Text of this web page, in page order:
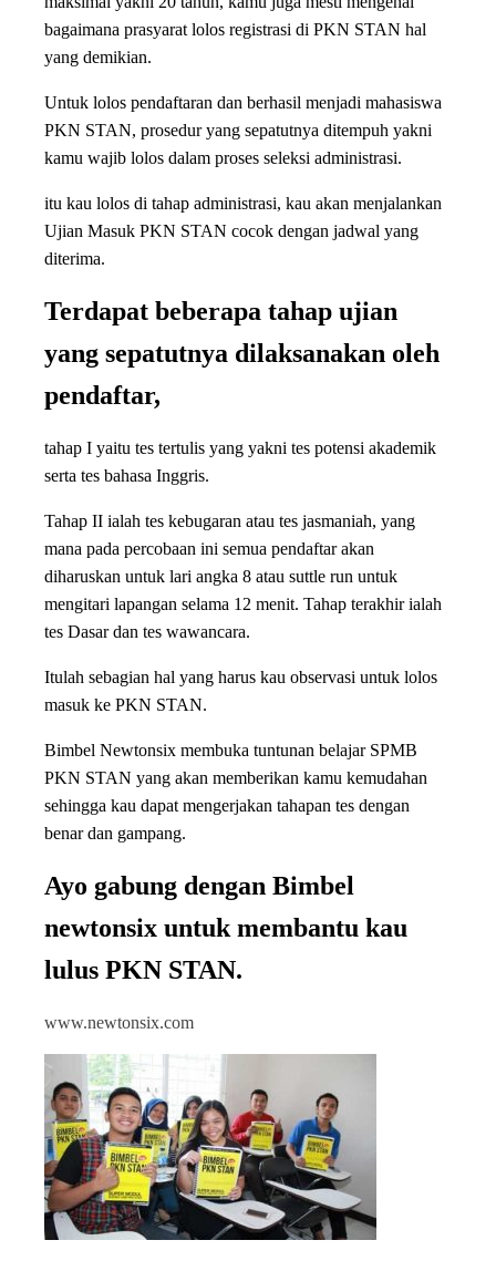
bagaimana prasyarat lolos registrasi di PKN STAN hal
yang demikian.
Untuk lolos pendaftaran dan berhasil menjadi mahasiswa
PKN STAN, prosedur yang sepatutnya ditempuh yakni
kamu wajib lolos dalam proses seleksi administrasi.
itu kau lolos di tahap administrasi, kau akan menjalankan
Ujian Masuk PKN STAN cocok dengan jadwal yang
diterima.
Terdapat beberapa tahap ujian
yang sepatutnya dilaksanakan oleh
pendaftar,
tahap I yaitu tes tertulis yang yakni tes potensi akademik
serta tes bahasa Inggris.
Tahap II ialah tes kebugaran atau tes jasmaniah, yang
mana pada percobaan ini semua pendaftar akan
diharuskan untuk lari angka 8 atau suttle run untuk
mengitari lapangan selama 12 menit. Tahap terakhir ialah
tes Dasar dan tes wawancara.
Itulah sebagian hal yang harus kau observasi untuk lolos
masuk ke PKN STAN.
Bimbel Newtonsix membuka tuntunan belajar SPMB
PKN STAN yang akan memberikan kamu kemudahan
sehingga kau dapat mengerjakan tahapan tes dengan
benar dan gampang.
Ayo gabung dengan Bimbel
newtonsix untuk membantu kau
lulus PKN STAN.
www.newtonsix.com